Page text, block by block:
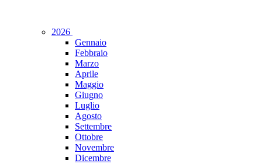
2026
Gennaio
Febbraio
Marzo
Aprile
Maggio
Giugno
Luglio
Agosto
Settembre
Ottobre
Novembre
Dicembre